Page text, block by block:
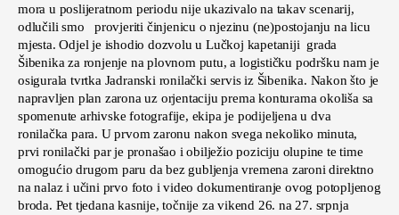
mora u poslijeratnom periodu nije ukazivalo na takav scenarij,
odlučili smo provjeriti činjenicu o njezinu (ne)postojanju na licu
mjesta. Odjel je ishodio dozvolu u Lučkoj kapetaniji grada
Šibenika za ronjenje na plovnom putu, a logističku podršku nam je
osigurala tvrtka Jadranski ronilački servis iz Šibenika. Nakon što je
napravljen plan zarona uz orjentaciju prema konturama okoliša sa
spomenute arhivske fotografije, ekipa je podijeljena u dva
ronilačka para. U prvom zaronu nakon svega nekoliko minuta,
prvi ronilački par je pronašao i obilježio poziciju olupine te time
omogućio drugom paru da bez gubljenja vremena zaroni direktno
na nalaz i učini prvo foto i video dokumentiranje ovog potopljenog
broda. Pet tjedana kasnije, točnije za vikend 26. na 27. srpnja